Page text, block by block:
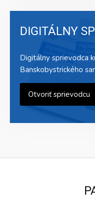
DIGITÁLNY
Digitálny sprievodca
Banskobystrického
Otvoriť sprievodcu